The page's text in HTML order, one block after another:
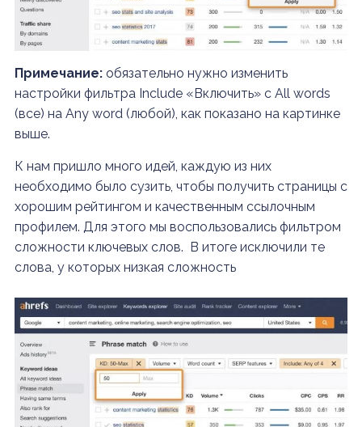
Примечание: обязательно нужно изменить
настройки фильтра Include «Включить» с All words
(все) на Any word (любой), как показано на картинке
выше.
К нам пришло много идей, каждую из них
необходимо было сузить, чтобы получить страницы с
хорошим рейтингом и качественным ссылочным
профилем. Для этого мы воспользовались фильтром
сложности ключевых слов. В итоге исключили те
слова, у которых низкая сложность